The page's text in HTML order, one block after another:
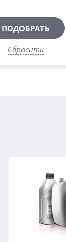
ПОДОБРАТЬ
Сбросить